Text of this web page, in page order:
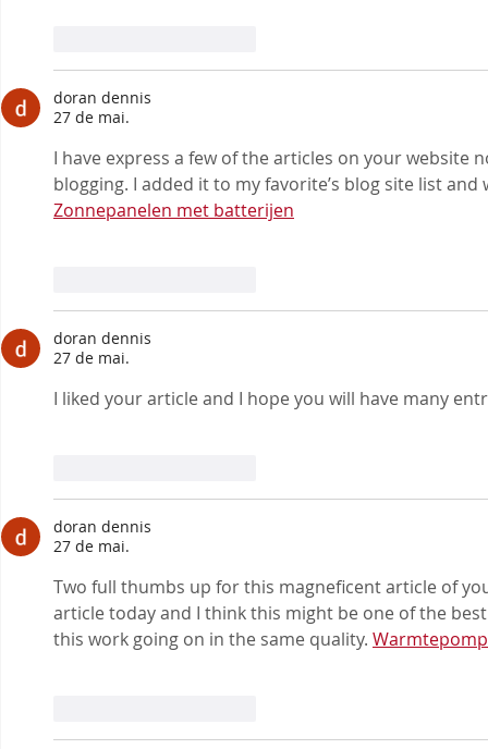
doran dennis
27 de mai.
I have express a few of the articles on your website
blogging. I added it to my favorite’s blog site list
Zonnepanelen met batterijen
doran dennis
27 de mai.
I liked your article and I hope you will have many
doran dennis
27 de mai.
Two full thumbs up for this magneficent article of
article today and I think this might be one of the
this work going on in the same quality. Warmtepomp